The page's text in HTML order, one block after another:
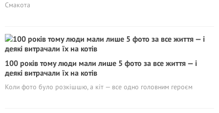
Смакота
100 років тому люди мали лише 5 фото за все життя — і
деякі витрачали їх на котів
Коли фото було розкішшю, а кіт — все одно головним героєм